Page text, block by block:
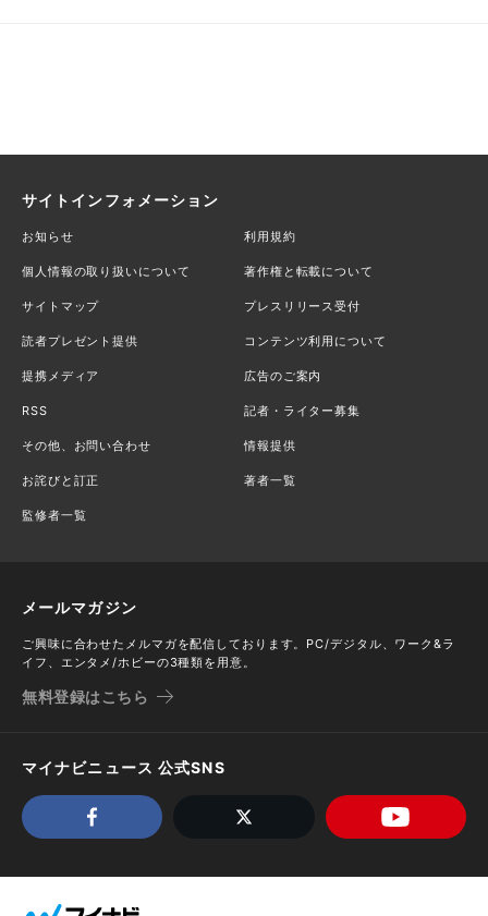
サイトインフォメーション
お知らせ 利用規約
個人情報の取り扱いについて 著作権と転載について
サイトマップ プレスリリース受付
読者プレゼント提供 コンテンツ利用について
提携メディア 広告のご案内
RSS 記者・ライター募集
その他、お問い合わせ 情報提供
お詫びと訂正 著者一覧
監修者一覧
メールマガジン
ご興味に合わせたメルマガを配信しております。PC/デジタル、ワーク&ラ
イフ、エンタメ/ホビーの3種類を用意。
無料登録はこちら
マイナビニュース 公式SNS